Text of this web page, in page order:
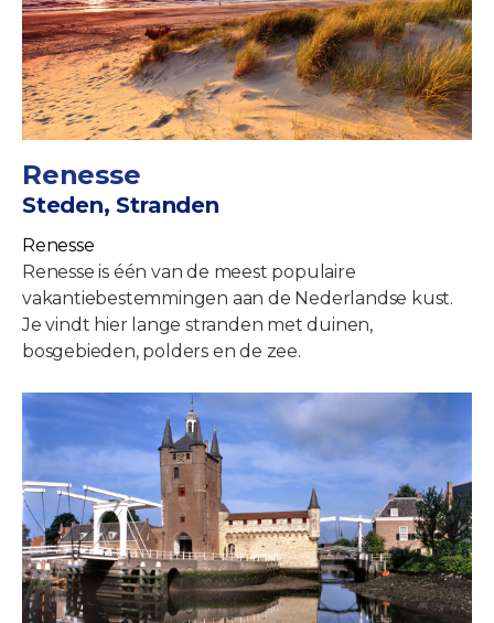
Renesse
Steden, Stranden
Renesse
Renesse is één van de meest populaire
vakantiebestemmingen aan de Nederlandse kust.
Je vindt hier lange stranden met duinen,
bosgebieden, polders en de zee.